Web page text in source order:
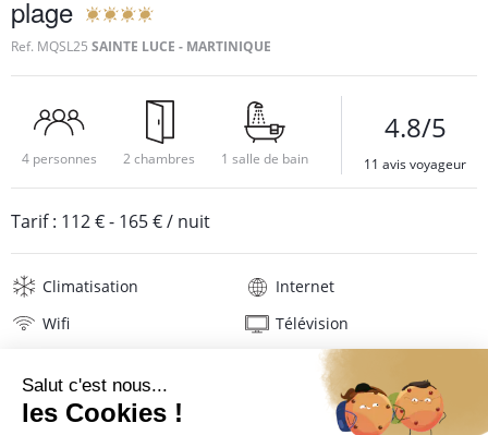
plage
Ref. MQSL25 SAINTE LUCE - MARTINIQUE
4 personnes 2 chambres 1 salle de bain
4.8/5
11 avis voyageur
Tarif : 112 €- 165 €/ nuit
Climatisation
Internet
Wifi
Télévision
Mat. de repassage
Sèche-cheveux
Linge de maison